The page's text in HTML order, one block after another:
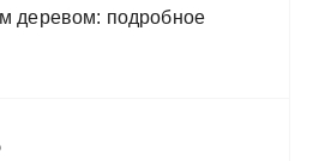
деревом: подробное